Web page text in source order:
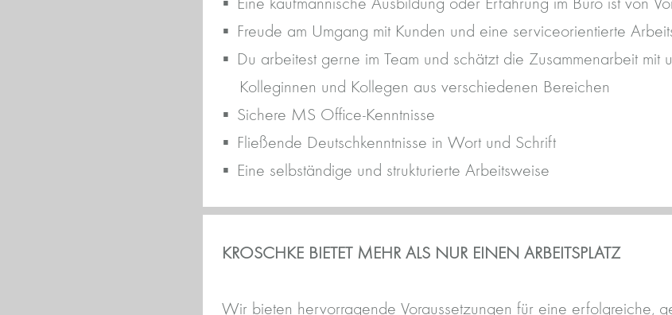
Eine kaufmännische Ausbildung oder Erfahrung im Büro ist von
Freude am Umgang mit Kunden und eine serviceorientierte
Du arbeitest gerne im Team und schätzt die Zusammenarbeit mit
Kolleginnen und Kollegen aus verschiedenen Bereichen
Sichere MS Office-Kenntnisse
Fließende Deutschkenntnisse in Wort und Schrift
Eine selbständige und strukturierte Arbeitsweise
KROSCHKE BIETET MEHR ALS NUR EINEN ARBEITSPLATZ
Wir bieten hervorragende Voraussetzungen für eine erfolgreiche,